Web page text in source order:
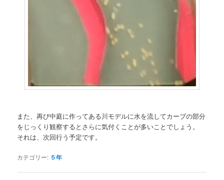
また、再び中庭に作ってある川モデルに水を流してカーブの部分
をじっくり観察するとさらに気付くことが多いことでしょう。
それは、次回行う予定です。
カテゴリー: ５年